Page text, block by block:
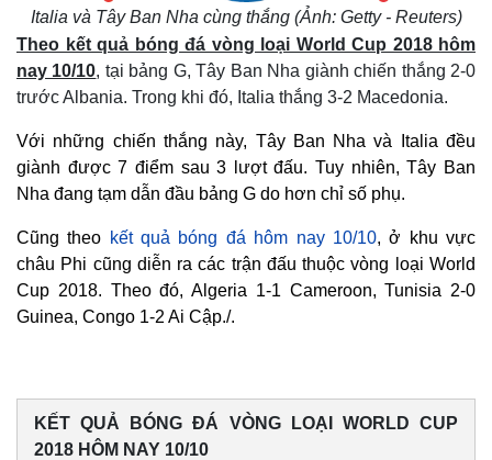
Italia và Tây Ban Nha cùng thắng (Ảnh: Getty - Reuters)
Theo kết quả bóng đá vòng loại World Cup 2018 hôm
nay 10/10, tại bảng G, Tây Ban Nha giành chiến thắng 2-0
trước Albania. Trong khi đó, Italia thắng 3-2 Macedonia.
Với những chiến thắng này, Tây Ban Nha và Italia đều
giành được 7 điểm sau 3 lượt đấu. Tuy nhiên, Tây Ban
Nha đang tạm dẫn đầu bảng G do hơn chỉ số phụ.
Cũng theo kết quả bóng đá hôm nay 10/10, ở khu vực
châu Phi cũng diễn ra các trận đấu thuộc vòng loại World
Cup 2018. Theo đó, Algeria 1-1 Cameroon, Tunisia 2-0
Guinea, Congo 1-2 Ai Cập./.
KẾT QUẢ BÓNG ĐÁ VÒNG LOẠI WORLD CUP
2018 HÔM NAY 10/10